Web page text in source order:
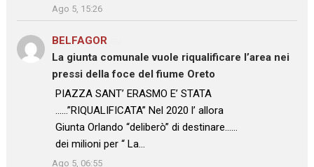
Ago 5, 15:26
BELFAGOR
La giunta comunale vuole riqualificare l’area nei
pressi della foce del fiume Oreto
: “
PIAZZA SANT’ ERASMO E’ STATA
……”RIQUALIFICATA” Nel 2020 l’ allora
Giunta Orlando “deliberò” di destinare……
dei milioni per “ La…
”
Ago 5, 06:55